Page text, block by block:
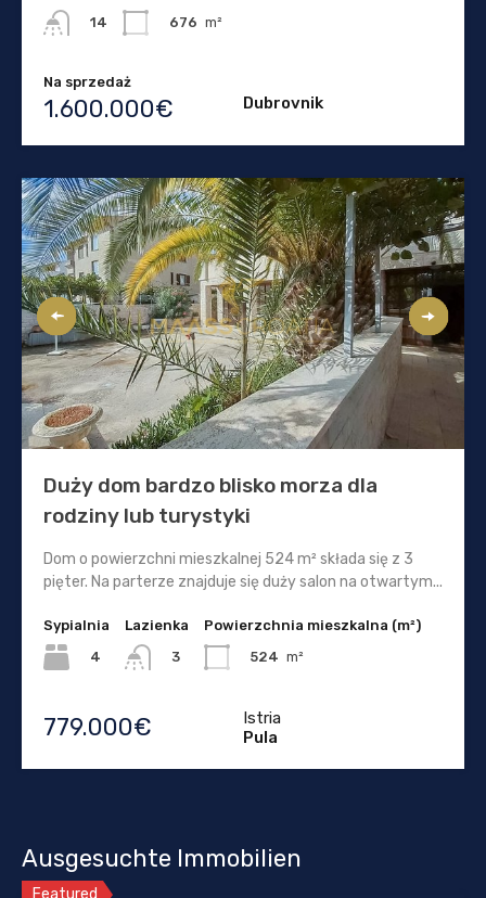
14
676 m²
Na sprzedaż
1.600.000€ Dubrovnik
Duży dom bardzo blisko morza dla
rodziny lub turystyki
Dom o powierzchni mieszkalnej 524 m² składa się z 3
pięter. Na parterze znajduje się duży salon na otwartym...
Sypialnia
4
Lazienka
3
Powierzchnia mieszkalna (m²)
524 m²
779.000€
Istria
Pula
Ausgesuchte Immobilien